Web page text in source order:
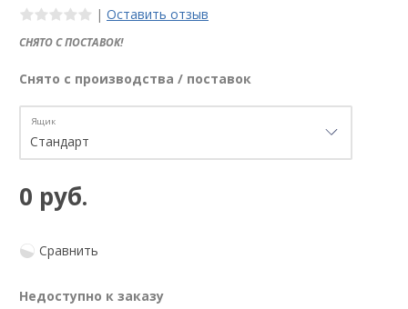
| Оставить отзыв
СНЯТО С ПОСТАВОК!
Снято с производства / поставок
Ящик
0 руб.
Сравнить
Недоступно к заказу